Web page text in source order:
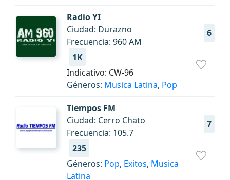
Radio YI
6
Ciudad: Durazno
Frecuencia: 960 AM
1K
Indicativo: CW-96
Géneros: Musica Latina, Pop
Tiempos FM
7
Ciudad: Cerro Chato
Frecuencia: 105.7
235
Géneros: Pop, Exitos, Musica
Latina